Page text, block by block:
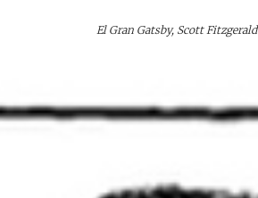
El Gran Gatsby, Scott Fitzgerald